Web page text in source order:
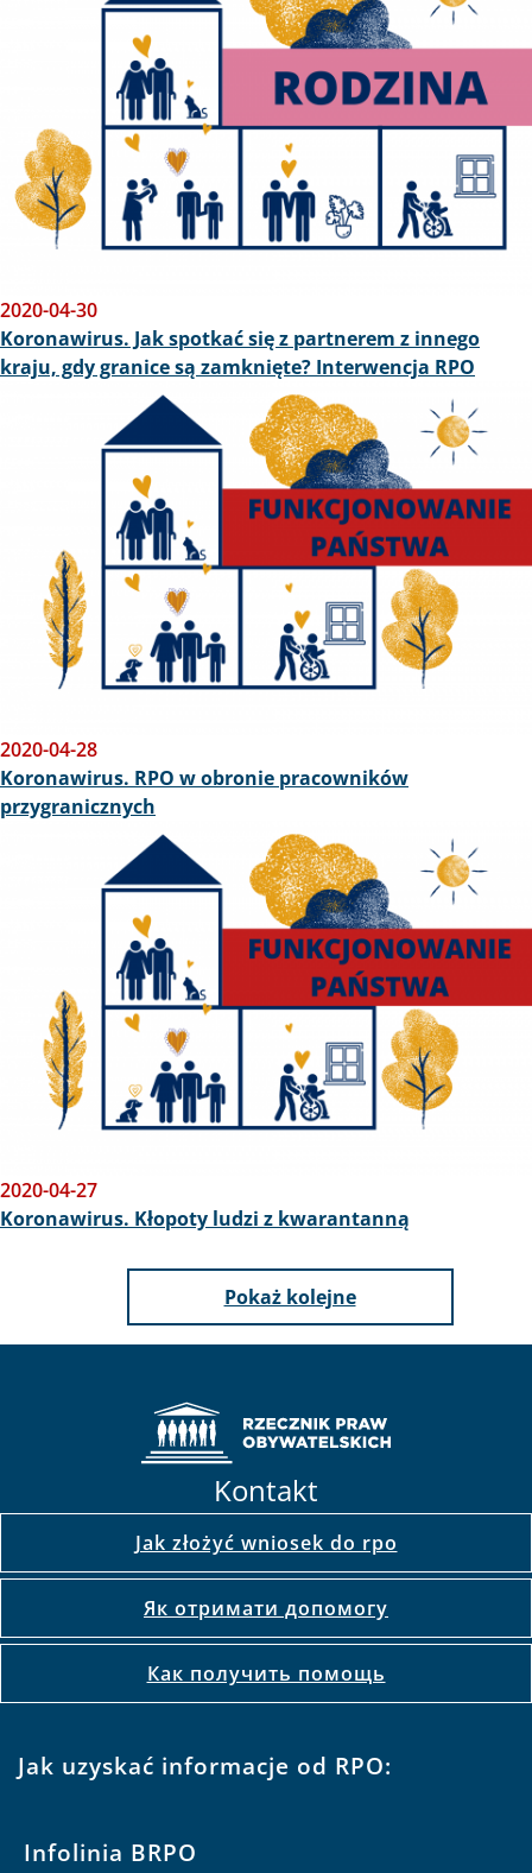
2020-04-30
Koronawirus. Jak spotkać się z partnerem z innego
kraju, gdy granice są zamknięte? Interwencja RPO
2020-04-28
Koronawirus. RPO w obronie pracowników
przygranicznych
2020-04-27
Koronawirus. Kłopoty ludzi z kwarantanną
Pokaż kolejne
Kontakt
Jak złożyć wniosek do rpo
Як отримати допомогу
Как получить помощь
Jak uzyskać informacje od RPO:
Infolinia BRPO